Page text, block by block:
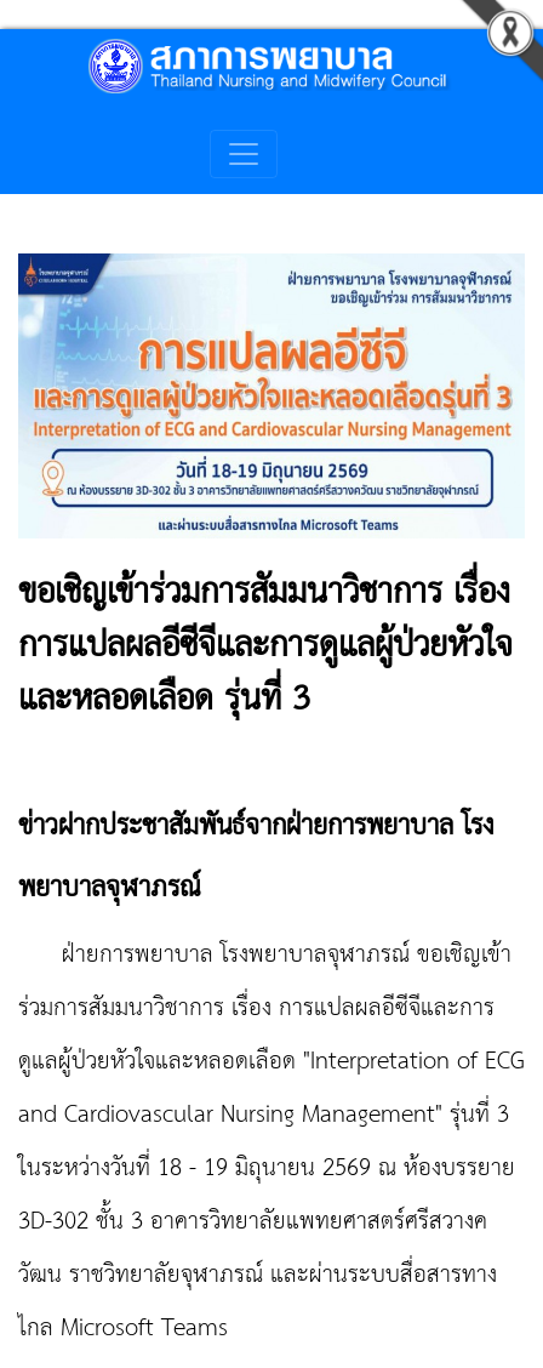
ขอเชิญเข้าร่วมการสัมมนาวิชาการ เรื่อง
การแปลผลอีซีจีและการดูแลผู้ป่วยหัวใจ
และหลอดเลือด รุ่นที่ 3
ข่าวฝากประชาสัมพันธ์จากฝ่ายการพยาบาล โรง
พยาบาลจุฬาภรณ์
ฝ่ายการพยาบาล โรงพยาบาลจุฬาภรณ์ ขอเชิญเข้า
ร่วมการสัมมนาวิชาการ เรื่อง การแปลผลอีซีจีและการ
ดูแลผู้ป่วยหัวใจและหลอดเลือด "Interpretation of ECG
and Cardiovascular Nursing Management" รุ่นที่ 3
ในระหว่างวันที่ 18 - 19 มิถุนายน 2569 ณ ห้องบรรยาย
3D-302 ชั้น 3 อาคารวิทยาลัยแพทยศาสตร์ศรีสวางค
วัฒน ราชวิทยาลัยจุฬาภรณ์ และผ่านระบบสื่อสารทาง
ไกล Microsoft Teams